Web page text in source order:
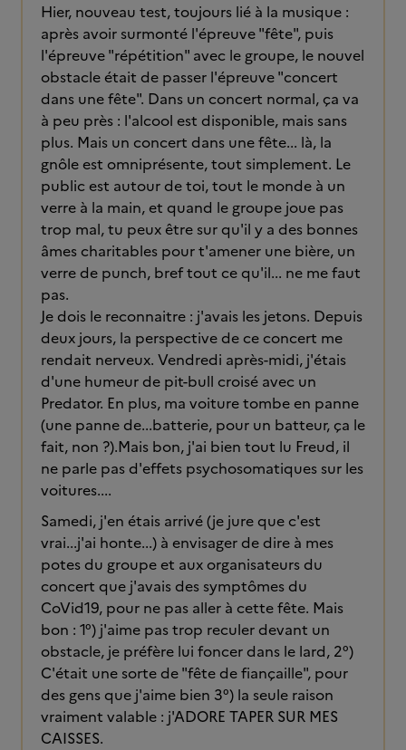
Hier, nouveau test, toujours lié à la musique :
après avoir surmonté l'épreuve "fête", puis
l'épreuve "répétition" avec le groupe, le nouvel
obstacle était de passer l'épreuve "concert
dans une fête". Dans un concert normal, ça va
à peu près : l'alcool est disponible, mais sans
plus. Mais un concert dans une fête... là, la
gnôle est omniprésente, tout simplement. Le
public est autour de toi, tout le monde à un
verre à la main, et quand le groupe joue pas
trop mal, tu peux être sur qu'il y a des bonnes
âmes charitables pour t'amener une bière, un
verre de punch, bref tout ce qu'il... ne me faut
pas.
Je dois le reconnaitre : j'avais les jetons. Depuis
deux jours, la perspective de ce concert me
rendait nerveux. Vendredi après-midi, j'étais
d'une humeur de pit-bull croisé avec un
Predator. En plus, ma voiture tombe en panne
(une panne de...batterie, pour un batteur, ça le
fait, non ?).Mais bon, j'ai bien tout lu Freud, il
ne parle pas d'effets psychosomatiques sur les
voitures....
Samedi, j'en étais arrivé (je jure que c'est
vrai...j'ai honte...) à envisager de dire à mes
potes du groupe et aux organisateurs du
concert que j'avais des symptômes du
CoVid19, pour ne pas aller à cette fête. Mais
bon : 1°) j'aime pas trop reculer devant un
obstacle, je préfère lui foncer dans le lard, 2°)
C'était une sorte de "fête de fiançaille", pour
des gens que j'aime bien 3°) la seule raison
vraiment valable : j'ADORE TAPER SUR MES
CAISSES.